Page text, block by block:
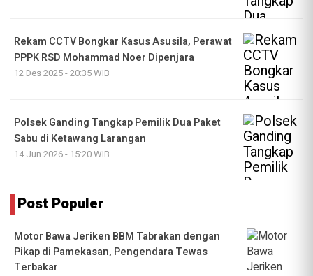
Rekam CCTV Bongkar Kasus Asusila, Perawat
PPPK RSD Mohammad Noer Dipenjara
12 Des 2025 - 20:35 WIB
Polsek Ganding Tangkap Pemilik Dua Paket
Sabu di Ketawang Larangan
14 Jun 2026 - 15:20 WIB
Post Populer
Motor Bawa Jeriken BBM Tabrakan dengan
Pikap di Pamekasan, Pengendara Tewas
Terbakar